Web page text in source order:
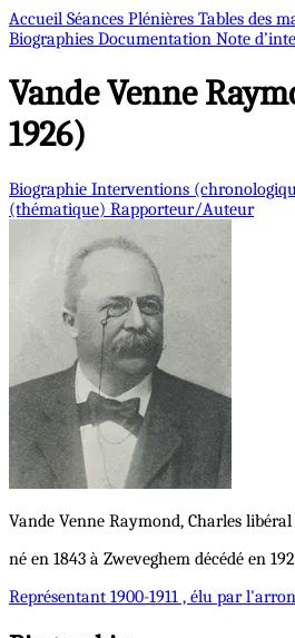
Accueil Séances Plénières Tables des
Biographies Documentation Note
Vande Venne
1926)
Biographie Interventions
(thématique) Rapporteur/Auteur
Vande Venne Raymond, Charles libéral
né en 1843 à Zweveghem décédé en
Représentant 1900-1911 , élu par